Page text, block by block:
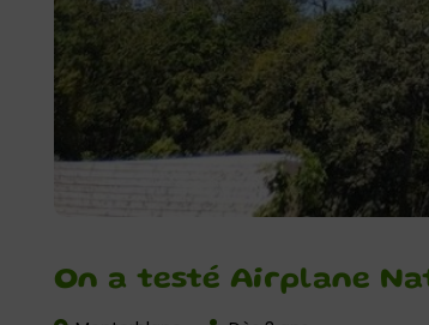
On a testé Airplane